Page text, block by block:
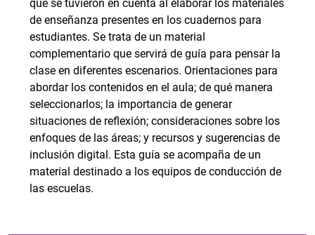
que se tuvieron en cuenta al elaborar los materiales
de enseñanza presentes en los cuadernos para
estudiantes. Se trata de un material
complementario que servirá de guía para pensar la
clase en diferentes escenarios. Orientaciones para
abordar los contenidos en el aula; de qué manera
seleccionarlos; la importancia de generar
situaciones de reflexión; consideraciones sobre los
enfoques de las áreas; y recursos y sugerencias de
inclusión digital. Esta guía se acompaña de un
material destinado a los equipos de conducción de
las escuelas.